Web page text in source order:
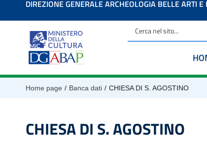
contenutoDIREZIONE GENERALE ARCHEOLOGIA BELLE ARTI E
Home page / Banca dati / CHIESA DI S. AGOSTINO
CHIESA DI S. AGOSTINO